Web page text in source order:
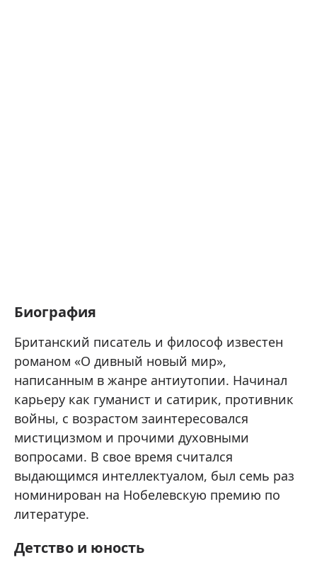
Биография
Британский писатель и философ известен
романом «О дивный новый мир»,
написанным в жанре антиутопии. Начинал
карьеру как гуманист и сатирик, противник
войны, с возрастом заинтересовался
мистицизмом и прочими духовными
вопросами. В свое время считался
выдающимся интеллектуалом, был семь раз
номинирован на Нобелевскую премию по
литературе.
Детство и юность